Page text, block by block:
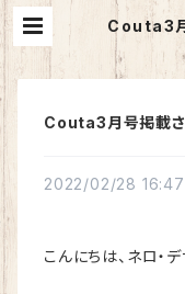
Couta3
Couta3月号掲載さ
2022/02/28 16:47
こんにちは、ネロ・